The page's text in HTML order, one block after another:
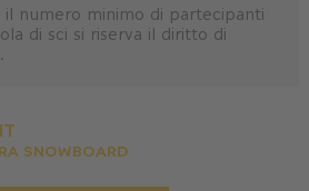
il numero minimo di partecipanti
di sci si riserva il diritto di
SNOWBOARD